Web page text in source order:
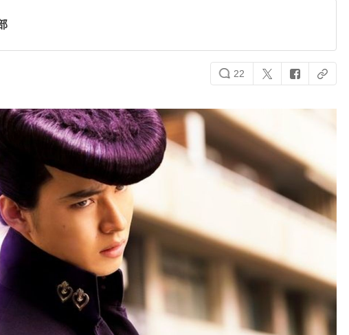
22